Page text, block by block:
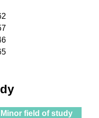
Minor field of study